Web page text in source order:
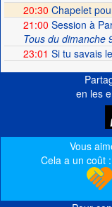
20:30 Chapelet
21:00 Session à
Tous du dimanche
23:01 Si tu savais
en les
Vous
Cela a un coût